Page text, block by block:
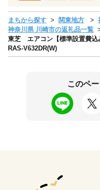
まちから探す 関東地方
神奈川県 川崎市の返礼品一覧
東芝 エアコン【標準設置費
RAS-V632DR(W)
このペ